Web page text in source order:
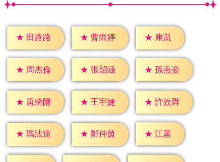
★ 田路路 ★ 曹雨婷 ★ 康凱
★ 周杰倫 ★ 張韶涵 ★ 孫燕姿
★ 唐綺陽 ★ 王宇婕 ★ 許效舜
★ 瑪法達 ★ 鄭仲茵 ★ 江蕙